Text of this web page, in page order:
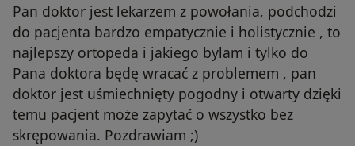
Pan doktor jest lekarzem z powołania, podchodzi
do pacjenta bardzo empatycznie i holistycznie , to
najlepszy ortopeda i jakiego bylam i tylko do
Pana doktora będę wracać z problemem , pan
doktor jest uśmiechnięty pogodny i otwarty dzięki
temu pacjent może zapytać o wszystko bez
skrępowania. Pozdrawiam ;)